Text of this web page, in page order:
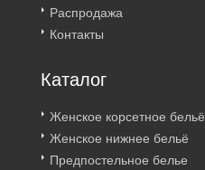
Распродажа
Контакты
Каталог
Женское корсетное бельё
Женское нижнее бельё
Предпостельное белье